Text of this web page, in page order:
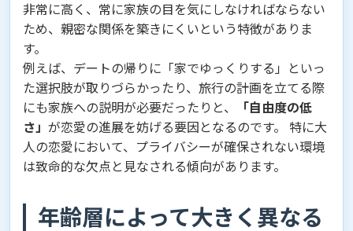
非常に高く、常に家族の目を気にしなければならない
ため、親密な関係を築きにくいという特徴がありま
す。
例えば、デートの帰りに「家でゆっくりする」といっ
た選択肢が取りづらかったり、旅行の計画を立てる際
にも家族への説明が必要だったりと、
「自由度の低
さ」 が恋愛の進展を妨げる要因となるのです。 特に大
人の恋愛において、プライバシーが確保されない環境
は致命的な欠点と見なされる傾向があります。
年齢層によって大きく異なる